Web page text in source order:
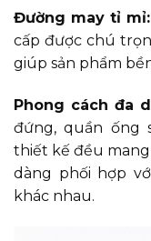
Đường may tỉ mỉ:
cấp được chú
giúp sản phẩm
Phong cách đa
đứng, quần ống
thiết kế đều mang
dàng phối hợp
khác nhau.